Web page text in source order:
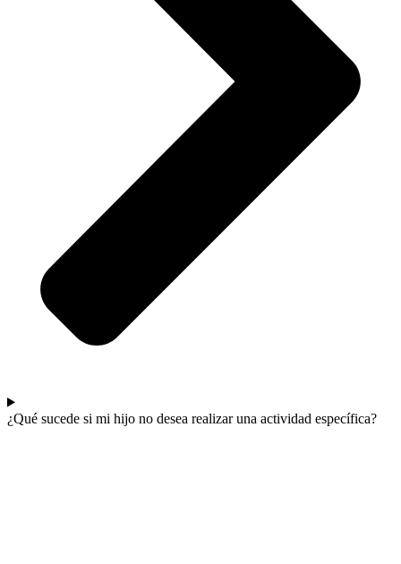
¿Qué sucede si mi hijo no desea realizar una actividad específica?